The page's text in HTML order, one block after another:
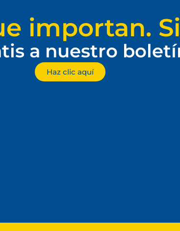
importan.
a nuestro
Haz clic aquí